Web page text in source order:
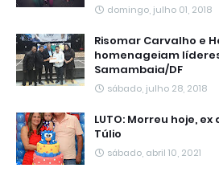
domingo, julho 01, 2018
Risomar Carvalho e
homenageiam
Samambaia/DF
sábado, julho 28, 2018
LUTO: Morreu hoje,
Túlio
sábado, abril 10, 2021